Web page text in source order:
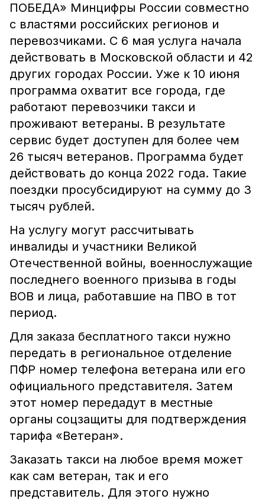
ПОБЕДА» Минцифры России совместно
с властями российских регионов и
перевозчиками. С 6 мая услуга начала
действовать в Московской области и 42
других городах России. Уже к 10 июня
программа охватит все города, где
работают перевозчики такси и
проживают ветераны. В результате
сервис будет доступен для более чем
26 тысяч ветеранов. Программа будет
действовать до конца 2022 года. Такие
поездки просубсидируют на сумму до 3
тысяч рублей.
На услугу могут рассчитывать
инвалиды и участники Великой
Отечественной войны, военнослужащие
последнего военного призыва в годы
ВОВ и лица, работавшие на ПВО в тот
период.
Для заказа бесплатного такси нужно
передать в региональное отделение
ПФР номер телефона ветерана или его
официального представителя. Затем
этот номер передадут в местные
органы соцзащиты для подтверждения
тарифа «Ветеран».
Заказать такси на любое время может
как сам ветеран, так и его
представитель. Для этого нужно